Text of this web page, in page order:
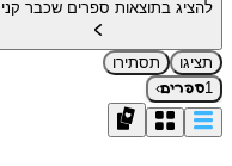
להציג בתוצאות ספרים שכבר
תציגו
תסתירו
1ספרים›